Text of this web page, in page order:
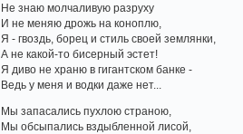
Не знаю молчаливую разруху
И не меняю дрожь на коноплю,
Я - гвоздь, борец и стиль своей землянки,
А не какой-то бисерный эстет!
Я диво не храню в гигантском банке -
Ведь у меня и водки даже нет...
Мы запасались пухлою страною,
Мы обсыпались вздыбленной лисой,